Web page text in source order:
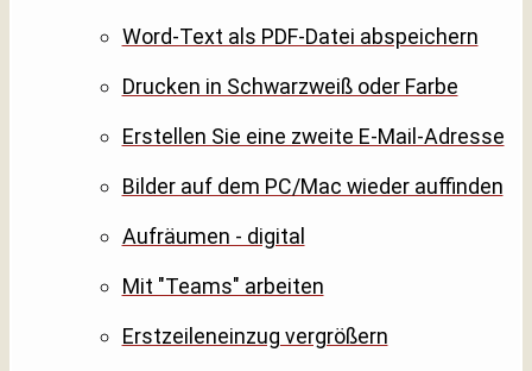
Word-Text als PDF-Datei abspeichern
Drucken in Schwarzweiß oder Farbe
Erstellen Sie eine zweite E-Mail-Adresse
Bilder auf dem PC/Mac wieder auffinden
Aufräumen - digital
Mit "Teams" arbeiten
Erstzeileneinzug vergrößern